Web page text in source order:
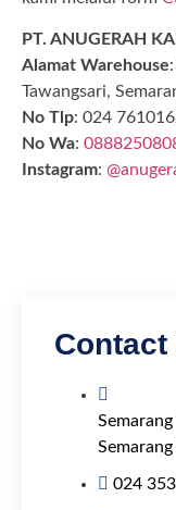
PT. ANUGERAH
Alamat Warehouse
Tawangsari,
No Tlp: 024
No Wa:
Instagram:
Contact
024